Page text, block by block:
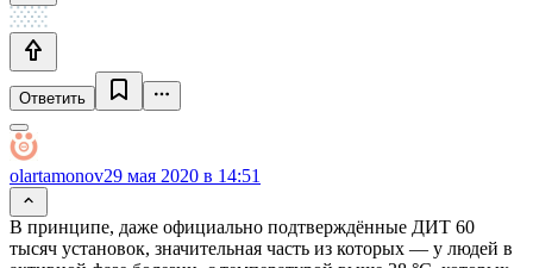
Ответить
olartamonov29 мая 2020 в 14:51
В принципе, даже официально подтверждённые ДИТ 60
тысяч установок, значительная часть из которых — у людей в